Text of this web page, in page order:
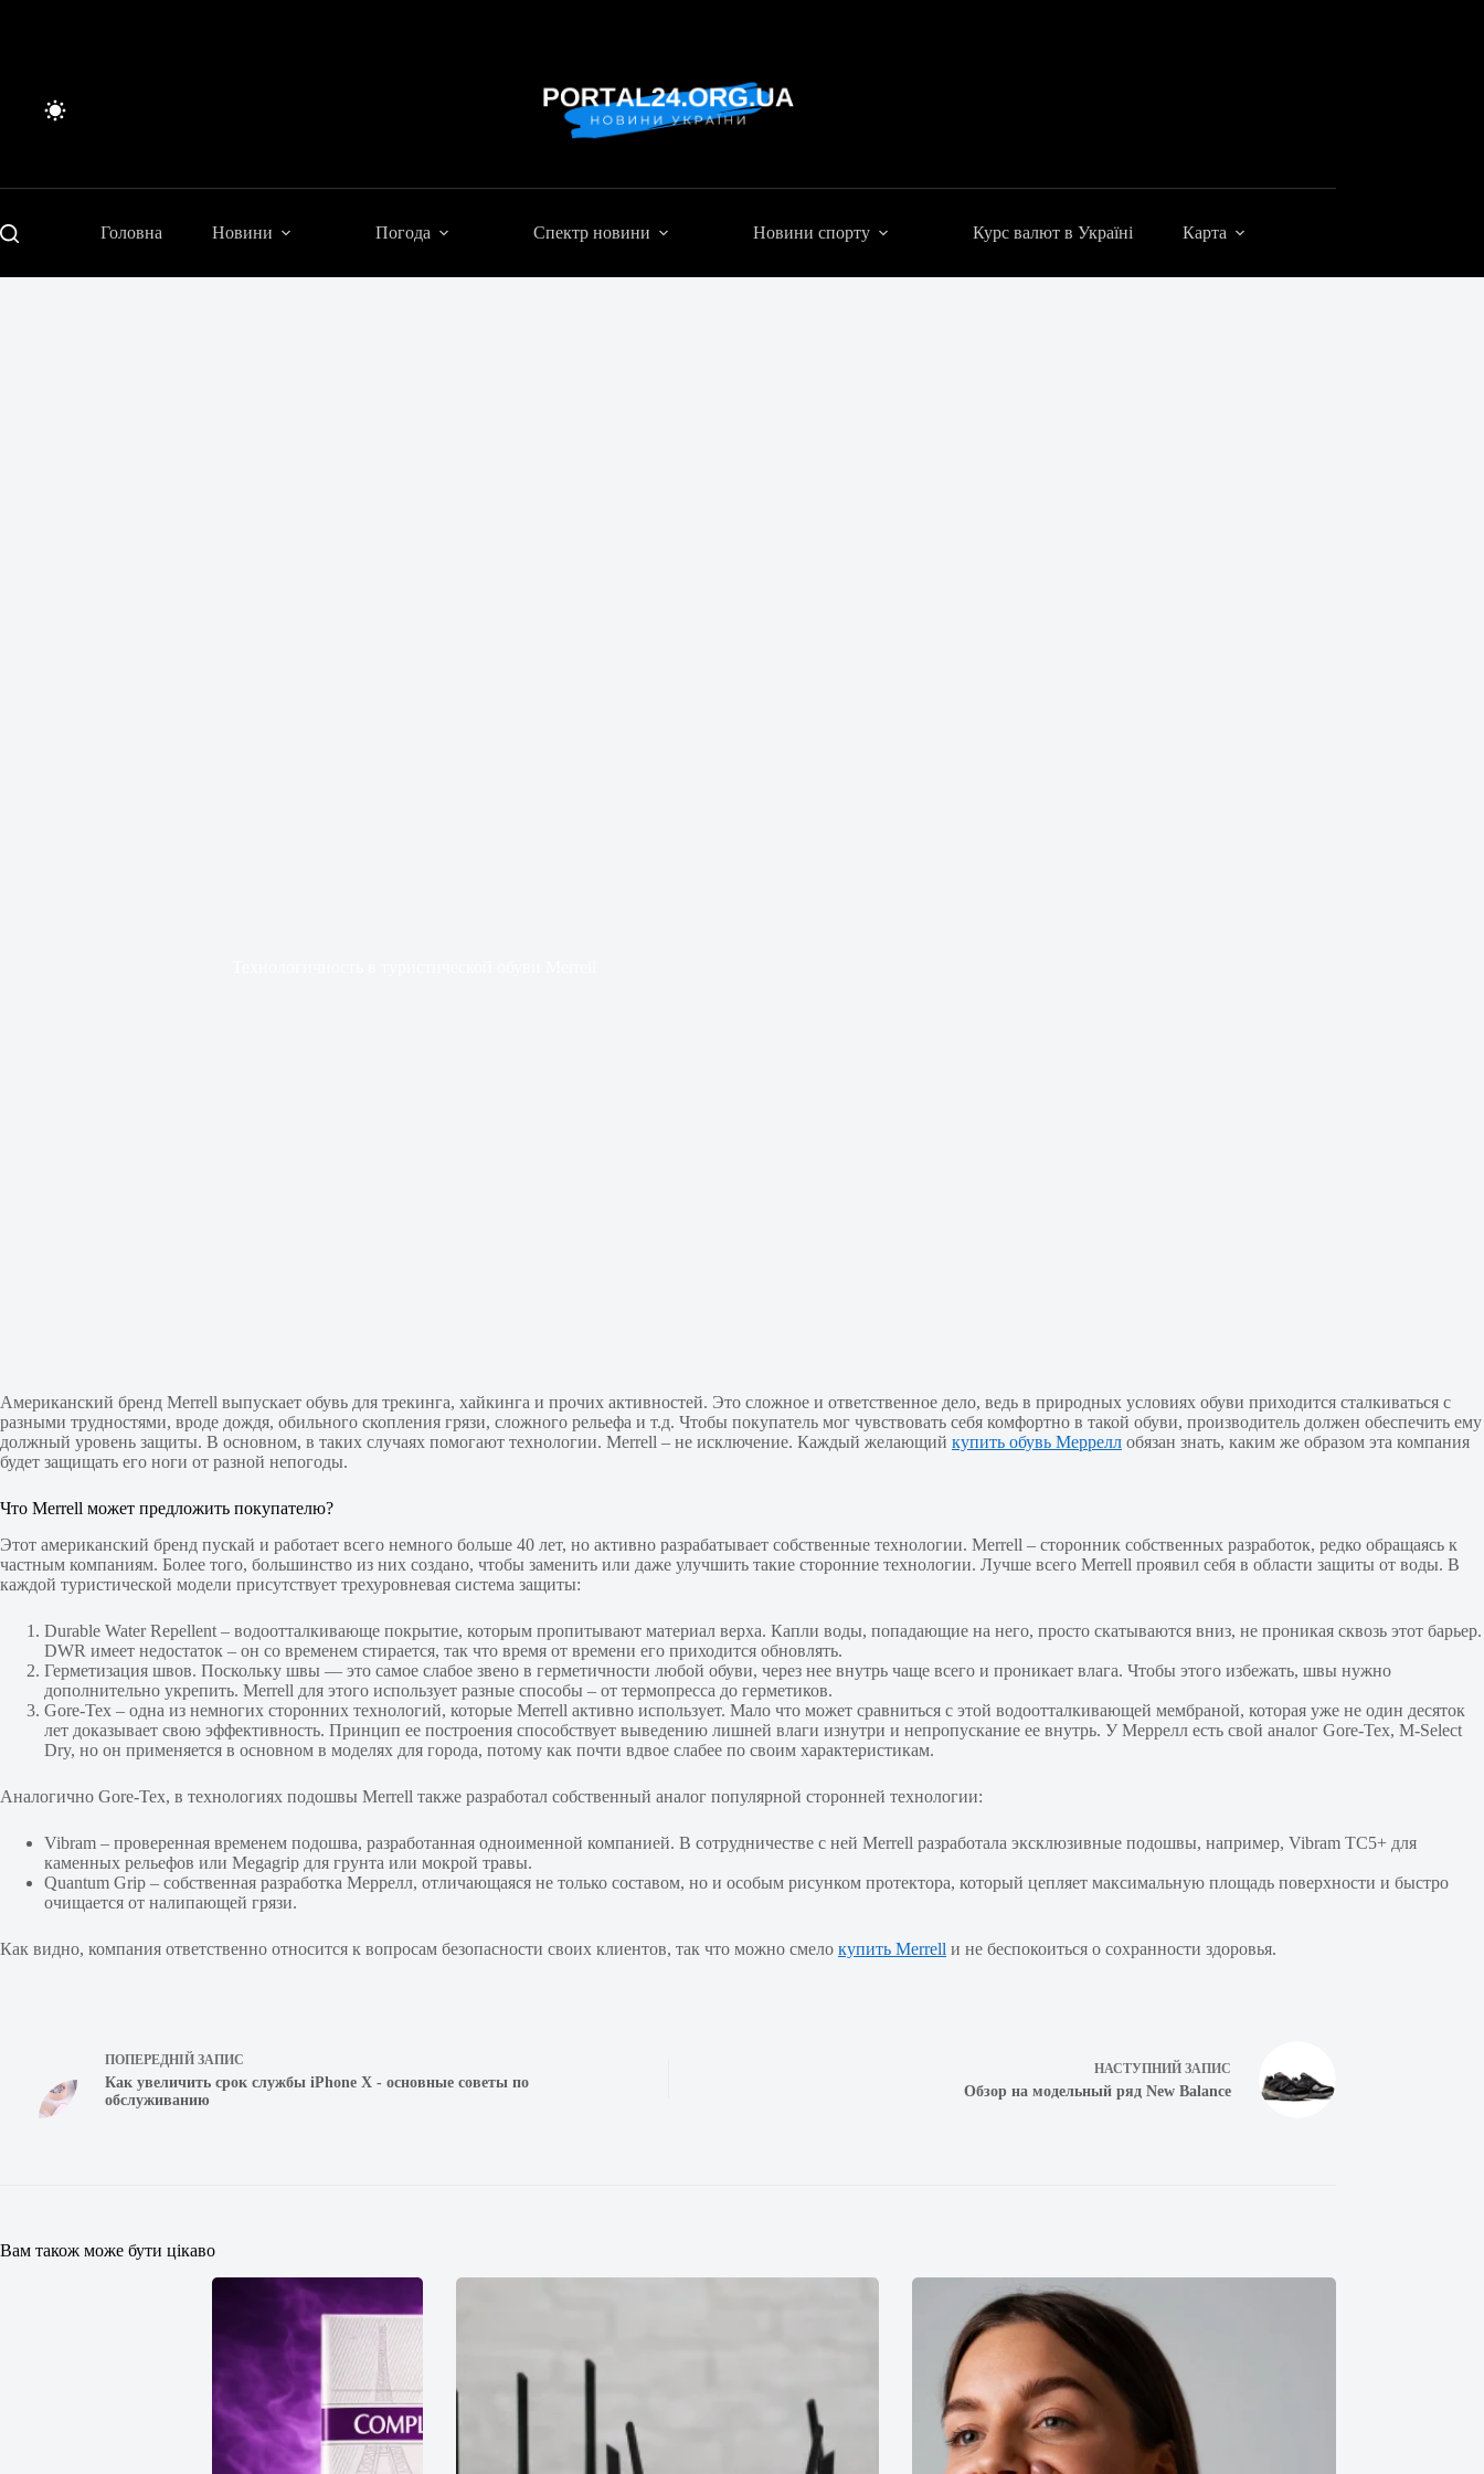
Головна Новини Погода Спектр новини Новини спорту Курс валют в Україні Карта
Американский бренд Merrell выпускает обувь для трекинга, хайкинга и прочих активностей. Это сложное и ответственное дело, ведь в природных условиях обуви приходится сталкиваться с
разными трудностями, вроде дождя, обильного скопления грязи, сложного рельефа и т.д. Чтобы покупатель мог чувствовать себя комфортно в такой обуви, производитель должен обеспечить ему
должный уровень защиты. В основном, в таких случаях помогают технологии. Merrell – не исключение. Каждый желающий купить обувь Меррелл обязан знать, каким же образом эта компания
будет защищать его ноги от разной непогоды.
Что Merrell может предложить покупателю?
Этот американский бренд пускай и работает всего немного больше 40 лет, но активно разрабатывает собственные технологии. Merrell – сторонник собственных разработок, редко обращаясь к
частным компаниям. Более того, большинство из них создано, чтобы заменить или даже улучшить такие сторонние технологии. Лучше всего Merrell проявил себя в области защиты от воды. В
каждой туристической модели присутствует трехуровневая система защиты:
Durable Water Repellent – водоотталкивающе покрытие, которым пропитывают материал верха. Капли воды, попадающие на него, просто скатываются вниз, не проникая сквозь этот барьер.
DWR имеет недостаток – он со временем стирается, так что время от времени его приходится обновлять.
Герметизация швов. Поскольку швы — это самое слабое звено в герметичности любой обуви, через нее внутрь чаще всего и проникает влага. Чтобы этого избежать, швы нужно
дополнительно укрепить. Merrell для этого использует разные способы – от термопресса до герметиков.
Gore-Tex – одна из немногих сторонних технологий, которые Merrell активно использует. Мало что может сравниться с этой водоотталкивающей мембраной, которая уже не один десяток
лет доказывает свою эффективность. Принцип ее построения способствует выведению лишней влаги изнутри и непропускание ее внутрь. У Меррелл есть свой аналог Gore-Tex, M-Select
Dry, но он применяется в основном в моделях для города, потому как почти вдвое слабее по своим характеристикам.
Аналогично Gore-Tex, в технологиях подошвы Merrell также разработал собственный аналог популярной сторонней технологии:
Vibram – проверенная временем подошва, разработанная одноименной компанией. В сотрудничестве с ней Merrell разработала эксклюзивные подошвы, например, Vibram TC5+ для
каменных рельефов или Megagrip для грунта или мокрой травы.
Quantum Grip – собственная разработка Меррелл, отличающаяся не только составом, но и особым рисунком протектора, который цепляет максимальную площадь поверхности и быстро
очищается от налипающей грязи.
Как видно, компания ответственно относится к вопросам безопасности своих клиентов, так что можно смело купить Merrell и не беспокоиться о сохранности здоровья.
ПОПЕРЕДНІЙ ЗАПИС
Как увеличить срок службы iPhone Х - основные советы по
обслуживанию
НАСТУПНИЙ ЗАПИС
Обзор на модельный ряд New Balance
Вам також може бути цікаво